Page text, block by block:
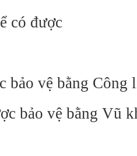
có được
bảo vệ bằng Công
bảo vệ bằng Vũ